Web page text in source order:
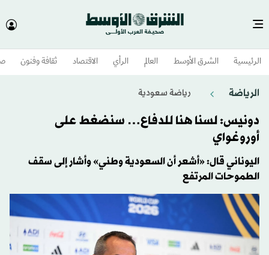
الرئيسية الشرق الأوسط​ العالم الرأي الاقتصاد ثقافة وفنون
الرياضة رياضة سعودية
دونيس: لسنا هنا للدفاع… سنضغط على
أوروغواي
اليوناني قال: «أشعر أن السعودية وطني» وأشار إلى سقف
الطموحات المرتفع